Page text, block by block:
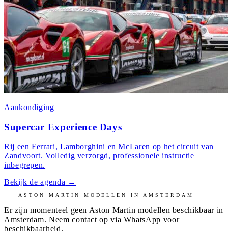
Aankondiging
Supercar Experience Days
Rij een Ferrari, Lamborghini en McLaren op het circuit van
Zandvoort. Volledig verzorgd, professionele instructie
inbegrepen.
Bekijk de agenda →
ASTON MARTIN MODELLEN IN AMSTERDAM
Er zijn momenteel geen Aston Martin modellen beschikbaar in
Amsterdam. Neem contact op via WhatsApp voor
beschikbaarheid.